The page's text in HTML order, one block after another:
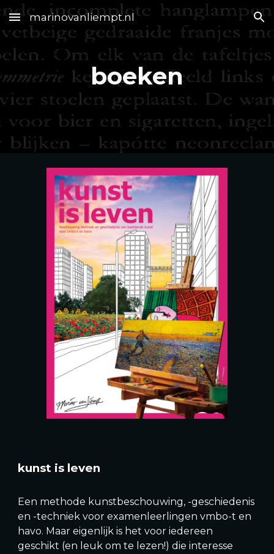
Skip to main content Skip to navigation
marinovanliempt.nl
boeken
kunst is leven
Een methode kunstbeschouwing, -geschiedenis
en -techniek voor examenleerlingen vmbo-t en
havo. Maar eigenlijk is het voor iedereen
geschikt (en leuk om te lezen!) die interesse